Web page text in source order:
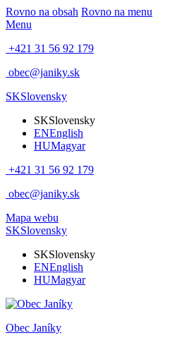
Rovno na obsah Rovno na menu
Menu
+421 31 56 92 179
obec@janiky.sk
SKSlovensky
SKSlovensky
ENEnglish
HUMagyar
+421 31 56 92 179
obec@janiky.sk
Mapa webu
SKSlovensky
SKSlovensky
ENEnglish
HUMagyar
Obec Janíky